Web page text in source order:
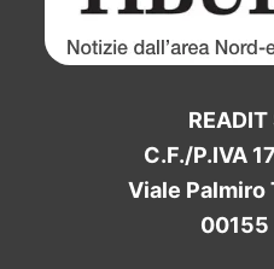
READIT
C.F./P.IVA
Viale Palmiro
00155